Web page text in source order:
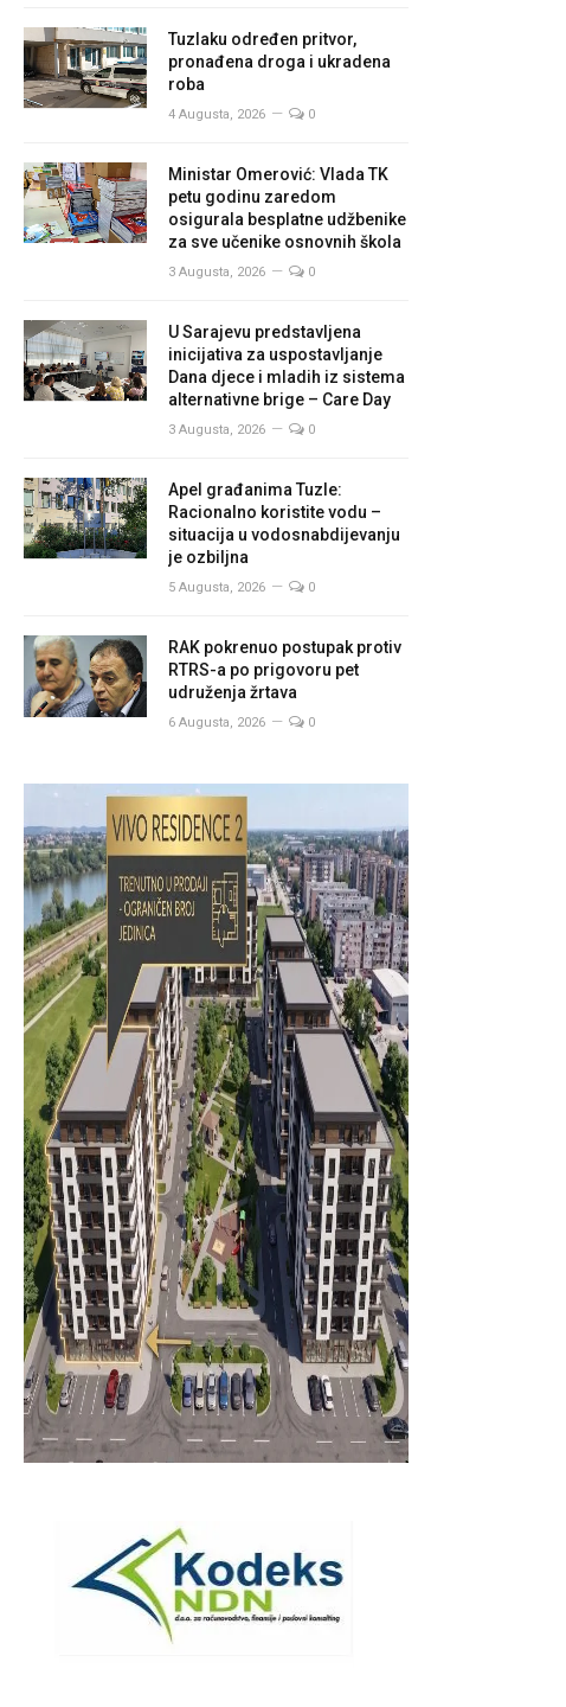
Tuzlaku određen pritvor,
pronađena droga i ukradena
roba
4 Augusta, 2026 0
Ministar Omerović: Vlada TK
petu godinu zaredom
osigurala besplatne udžbenike
za sve učenike osnovnih škola
3 Augusta, 2026 0
U Sarajevu predstavljena
inicijativa za uspostavljanje
Dana djece i mladih iz sistema
alternativne brige – Care Day
3 Augusta, 2026 0
Apel građanima Tuzle:
Racionalno koristite vodu –
situacija u vodosnabdijevanju
je ozbiljna
5 Augusta, 2026 0
RAK pokrenuo postupak protiv
RTRS-a po prigovoru pet
udruženja žrtava
6 Augusta, 2026 0